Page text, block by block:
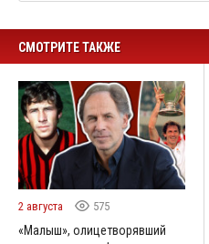
СМОТРИТЕ ТАКЖЕ
2 августа 575
«Малыш», олицетворявший